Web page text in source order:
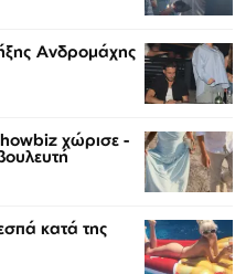
Ανδρομάχης
χώρισε -
κατά της